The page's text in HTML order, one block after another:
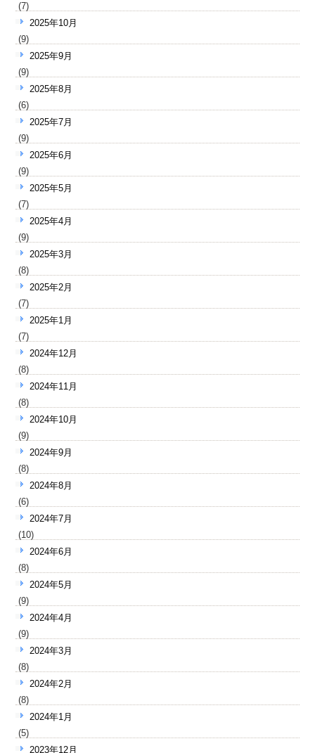
(7)
2025年10月
(9)
2025年9月
(9)
2025年8月
(6)
2025年7月
(9)
2025年6月
(9)
2025年5月
(7)
2025年4月
(9)
2025年3月
(8)
2025年2月
(7)
2025年1月
(7)
2024年12月
(8)
2024年11月
(8)
2024年10月
(9)
2024年9月
(8)
2024年8月
(6)
2024年7月
(10)
2024年6月
(8)
2024年5月
(9)
2024年4月
(9)
2024年3月
(8)
2024年2月
(8)
2024年1月
(5)
2023年12月